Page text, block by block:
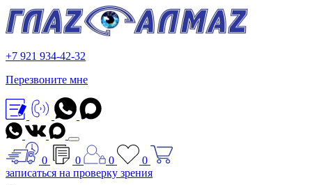
+7 921 934-42-32
Перезвоните мне
0 0 0
0
записаться на проверку зрения